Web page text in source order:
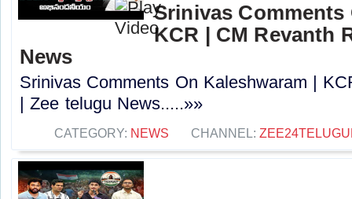
Srinivas Comments
KCR | CM Revanth
News
Srinivas Comments On Kaleshwaram |
| Zee telugu News.....»»
CATEGORY: NEWS CHANNEL: